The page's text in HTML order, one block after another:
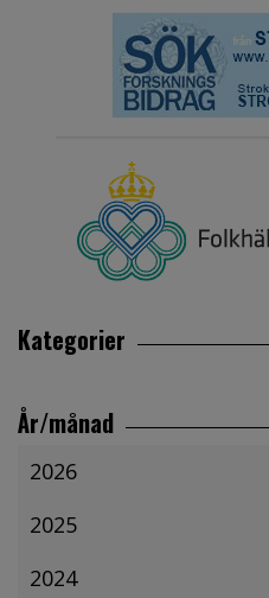
Kategorier
År/månad
2026
2025
2024